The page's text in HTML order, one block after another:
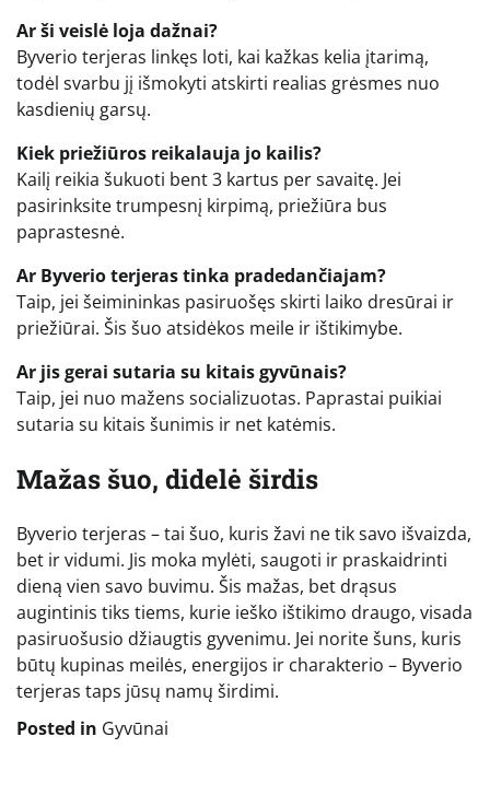
Ar ši veislė loja dažnai?
Byverio terjeras linkęs loti, kai kažkas kelia įtarimą,
todėl svarbu jį išmokyti atskirti realias grėsmes nuo
kasdienių garsų.
Kiek priežiūros reikalauja jo kailis?
Kailį reikia šukuoti bent 3 kartus per savaitę. Jei
pasirinksite trumpesnį kirpimą, priežiūra bus
paprastesnė.
Ar Byverio terjeras tinka pradedančiajam?
Taip, jei šeimininkas pasiruošęs skirti laiko dresūrai ir
priežiūrai. Šis šuo atsidėkos meile ir ištikimybe.
Ar jis gerai sutaria su kitais gyvūnais?
Taip, jei nuo mažens socializuotas. Paprastai puikiai
sutaria su kitais šunimis ir net katėmis.
Mažas šuo, didelė širdis
Byverio terjeras – tai šuo, kuris žavi ne tik savo išvaizda,
bet ir vidumi. Jis moka mylėti, saugoti ir praskaidrinti
dieną vien savo buvimu. Šis mažas, bet drąsus
augintinis tiks tiems, kurie ieško ištikimo draugo, visada
pasiruošusio džiaugtis gyvenimu. Jei norite šuns, kuris
būtų kupinas meilės, energijos ir charakterio – Byverio
terjeras taps jūsų namų širdimi.
Posted in Gyvūnai